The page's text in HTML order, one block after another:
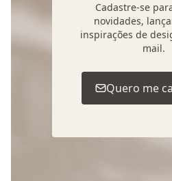
Cadastre-se
novidades,
inspirações de
mail.
Quero me